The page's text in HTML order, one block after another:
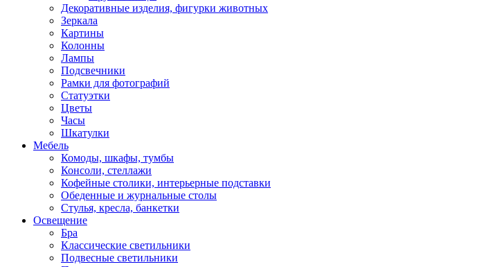
Декоративные изделия, фигурки животных
Зеркала
Картины
Колонны
Лампы
Подсвечники
Рамки для фотографий
Статуэтки
Цветы
Часы
Шкатулки
Мебель
Комоды, шкафы, тумбы
Консоли, стеллажи
Кофейные столики, интерьерные подставки
Обеденные и журнальные столы
Стулья, кресла, банкетки
Освещение
Бра
Классические светильники
Подвесные светильники